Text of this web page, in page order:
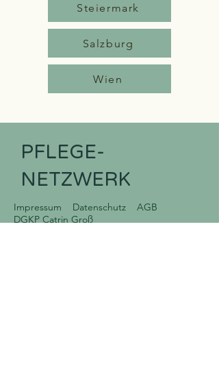
Steiermark
Salzburg
Wien
PFLEGE-
NETZWERK
Impressum Datenschutz
AGB
DGKP Catrin Groß